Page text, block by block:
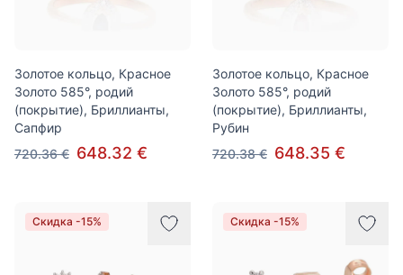
Золотое кольцо, Красное
Золото 585°, родий
(покрытие), Бриллианты,
Сапфир
720.36 € 648.32 €
Золотое кольцо, Красное
Золото 585°, родий
(покрытие), Бриллианты,
Рубин
720.38 € 648.35 €
Скидка -15% Скидка -15%